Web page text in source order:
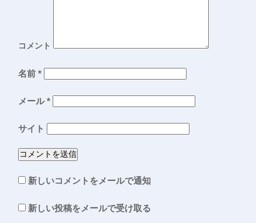
コメント
名前 *
メール*
サイト
新しいコメントをメールで通知
新しい投稿をメールで受け取る